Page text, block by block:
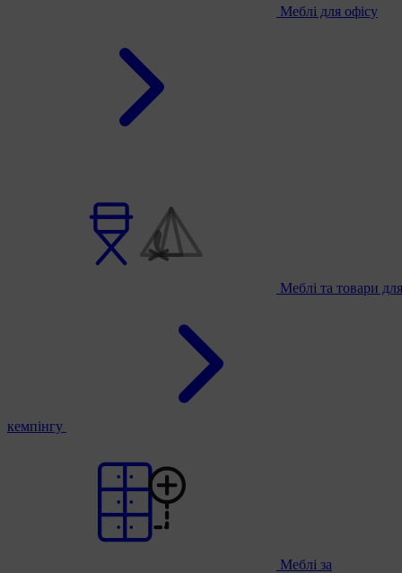
Меблі для офісу
Меблі та товари для
кемпінгу
Меблі за